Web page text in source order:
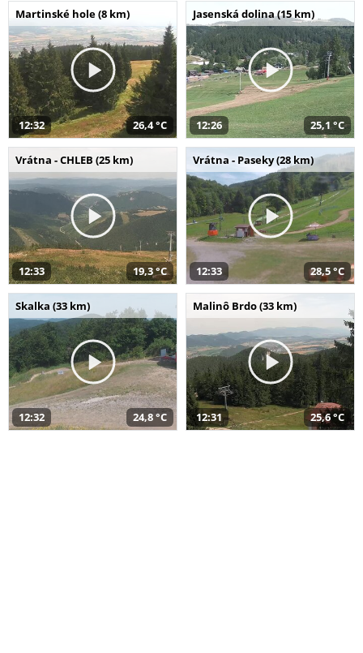
Martinské hole (8 km)
12:32 26,4 °C
Jasenská dolina (15 km)
12:26 25,1 °C
Vrátna - CHLEB (25 km)
12:33 19,3 °C
Vrátna - Paseky (28 km)
12:33 28,5 °C
Skalka (33 km)
12:32 24,8 °C
Malinô Brdo (33 km)
12:31 25,6 °C